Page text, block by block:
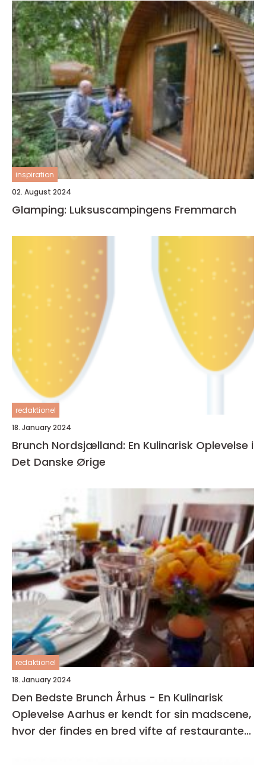
inspiration
02. August 2024
Glamping: Luksuscampingens Fremmarch
redaktionel
18. January 2024
Brunch Nordsjælland: En Kulinarisk Oplevelse i
Det Danske Ørige
redaktionel
18. January 2024
Den Bedste Brunch Århus - En Kulinarisk
Oplevelse Aarhus er kendt for sin madscene,
hvor der findes en bred vifte af restauranter,